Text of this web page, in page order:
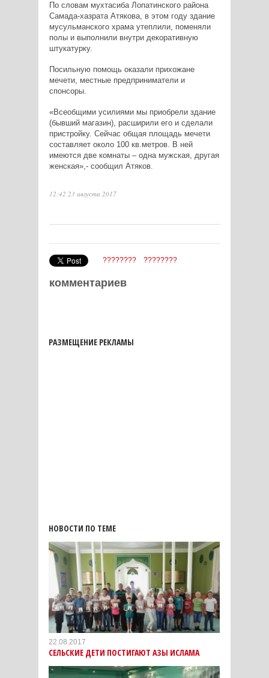
По словам мухтасиба Лопатинского района
Самада-хазрата Атякова, в этом году здание
мусульманского храма утеплили, поменяли
полы и выполнили внутри декоративную
штукатурку.
Посильную помощь оказали прихожане
мечети, местные предприниматели и
спонсоры.
«Всеобщими усилиями мы приобрели здание
(бывший магазин), расширили его и сделали
пристройку. Сейчас общая площадь мечети
составляет около 100 кв.метров. В ней
имеются две комнаты – одна мужская, другая
женская»,- сообщил Атяков.
12:42 23 августа 2017
???????? ????????
комментариев
РАЗМЕЩЕНИЕ РЕКЛАМЫ
НОВОСТИ ПО ТЕМЕ
22.08.2017
СЕЛЬСКИЕ ДЕТИ ПОСТИГАЮТ АЗЫ ИСЛАМА